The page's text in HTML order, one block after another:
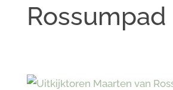
Rossumpad